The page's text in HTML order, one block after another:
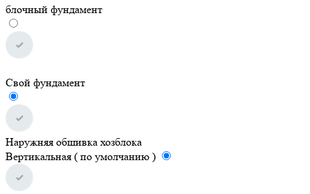
блочный фундамент
Свой фундамент
Наружняя обшивка хозблока
Вертикальная ( по умолчанию )